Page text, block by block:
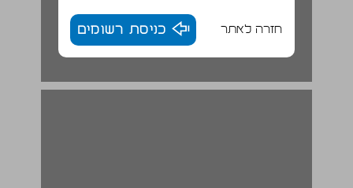
חזרה לאתר כניסת רשומים